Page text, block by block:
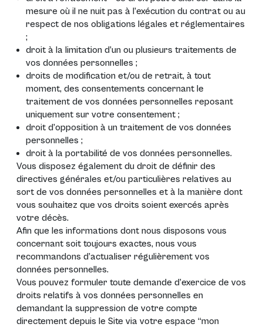
mesure où il ne nuit pas à l’exécution du contrat ou au
respect de nos obligations légales et réglementaires
;
droit à la limitation d’un ou plusieurs traitements de
vos données personnelles ;
droits de modification et/ou de retrait, à tout
moment, des consentements concernant le
traitement de vos données personnelles reposant
uniquement sur votre consentement ;
droit d’opposition à un traitement de vos données
personnelles ;
droit à la portabilité de vos données personnelles.
Vous disposez également du droit de définir des
directives générales et/ou particulières relatives au
sort de vos données personnelles et à la manière dont
vous souhaitez que vos droits soient exercés après
votre décès.
Afin que les informations dont nous disposons vous
concernant soit toujours exactes, nous vous
recommandons d’actualiser régulièrement vos
données personnelles.
Vous pouvez formuler toute demande d’exercice de vos
droits relatifs à vos données personnelles en
demandant la suppression de votre compte
directement depuis le Site via votre espace “mon